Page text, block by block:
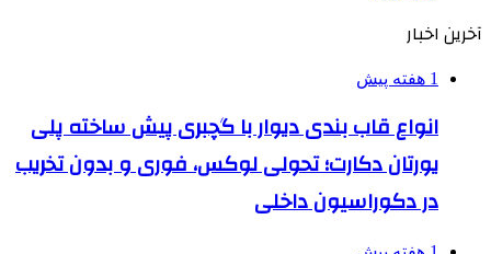
آخرین اخبار
1 هفته پیش
انواع قاب بندی دیوار با گچبری پیش ساخته پلی
یورتان دکارت؛ تحولی لوکس، فوری و بدون تخریب
در دکوراسیون داخلی